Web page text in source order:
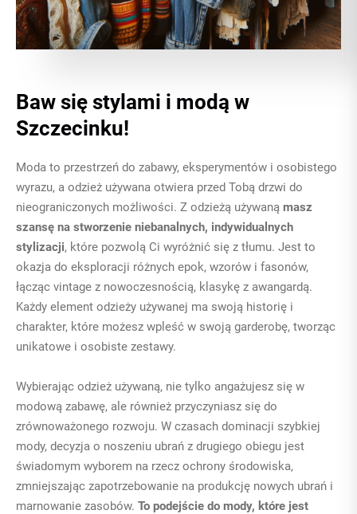
Baw się stylami i modą w
Szczecinku!
Moda to przestrzeń do zabawy, eksperymentów i osobistego
wyrazu, a odzież używana otwiera przed Tobą drzwi do
nieograniczonych możliwości. Z odzieżą używaną masz
szansę na stworzenie niebanalnych, indywidualnych
stylizacji, które pozwolą Ci wyróżnić się z tłumu. Jest to
okazja do eksploracji różnych epok, wzorów i fasonów,
łącząc vintage z nowoczesnością, klasykę z awangardą.
Każdy element odzieży używanej ma swoją historię i
charakter, które możesz wpleść w swoją garderobę, tworząc
unikatowe i osobiste zestawy.
Wybierając odzież używaną, nie tylko angażujesz się w
modową zabawę, ale również przyczyniasz się do
zrównoważonego rozwoju. W czasach dominacji szybkiej
mody, decyzja o noszeniu ubrań z drugiego obiegu jest
świadomym wyborem na rzecz ochrony środowiska,
zmniejszając zapotrzebowanie na produkcję nowych ubrań i
marnowanie zasobów. To podejście do mody, które jest